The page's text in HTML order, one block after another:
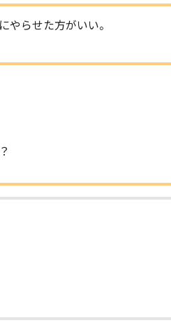
やらせた方がいい。